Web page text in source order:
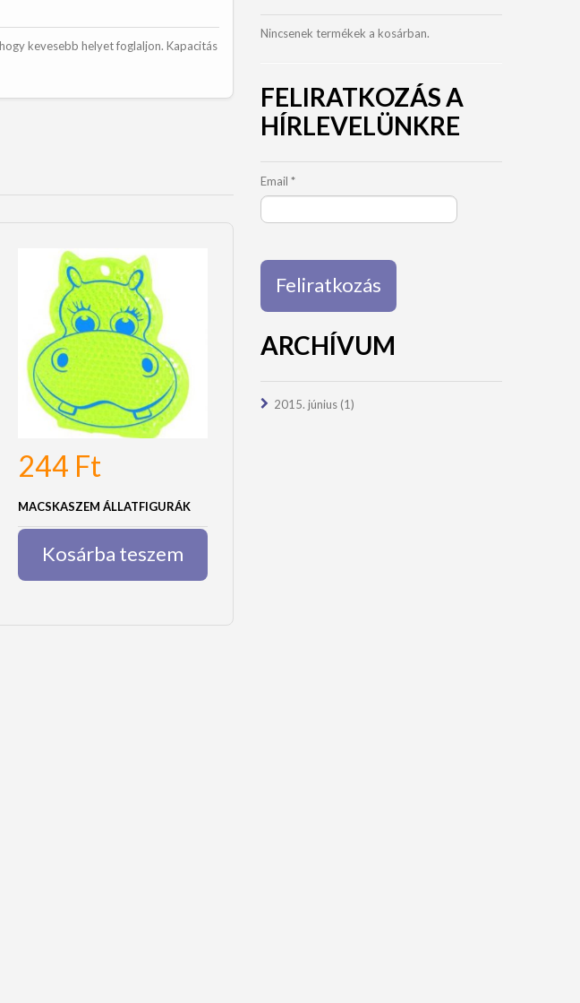
kevesebb helyet foglaljon. Kapacitás
244 Ft
MACSKASZEM ÁLLATFIGURÁK
Kosárba teszem
Nincsenek termékek a kosárban.
FELIRATKOZÁS A
HÍRLEVELÜNKRE
Email *
ARCHÍVUM
2015. június (1)